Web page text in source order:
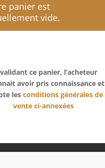
panier est
vide.
ce panier, l’acheteur
avoir pris connaissance et
les conditions générales de
vente ci-annexées